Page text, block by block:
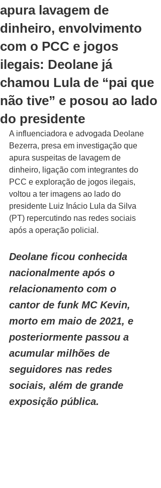
apura lavagem de
dinheiro, envolvimento
com o PCC e jogos
ilegais: Deolane já
chamou Lula de “pai que
não tive” e posou ao lado
do presidente
A influenciadora e advogada Deolane
Bezerra, presa em investigação que
apura suspeitas de lavagem de
dinheiro, ligação com integrantes do
PCC e exploração de jogos ilegais,
voltou a ter imagens ao lado do
presidente Luiz Inácio Lula da Silva
(PT) repercutindo nas redes sociais
após a operação policial.
Deolane ficou conhecida
nacionalmente após o
relacionamento com o
cantor de funk MC Kevin,
morto em maio de 2021, e
posteriormente passou a
acumular milhões de
seguidores nas redes
sociais, além de grande
exposição pública.